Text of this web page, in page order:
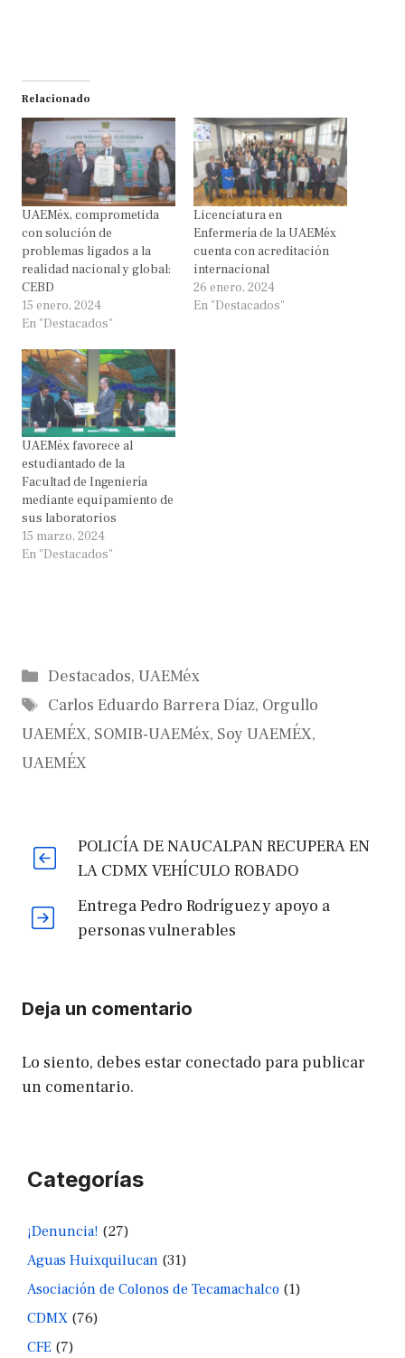
Relacionado
UAEMéx, comprometida
con solución de
problemas ligados a la
realidad nacional y global:
CEBD
15 enero, 2024
En "Destacados"
Licenciatura en
Enfermería de la UAEMéx
cuenta con acreditación
internacional
26 enero, 2024
En "Destacados"
UAEMéx favorece al
estudiantado de la
Facultad de Ingeniería
mediante equipamiento de
sus laboratorios
15 marzo, 2024
En "Destacados"
Categorías
Destacados, UAEMéx
Etiquetas
Carlos Eduardo Barrera Díaz, Orgullo
UAEMÉX, SOMIB-UAEMéx, Soy UAEMÉX,
UAEMÉX
POLICÍA DE NAUCALPAN RECUPERA EN
LA CDMX VEHÍCULO ROBADO
Entrega Pedro Rodríguez y apoyo a
personas vulnerables
Deja un comentario
Lo siento, debes estar conectado para publicar
un comentario.
Categorías
¡Denuncia! (27)
Aguas Huixquilucan (31)
Asociación de Colonos de Tecamachalco (1)
CDMX (76)
CFE (7)